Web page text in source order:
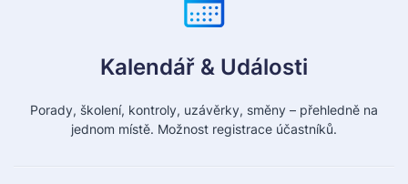
Kalendář & Události
školení, kontroly, uzávěrky, směny – přehledně na
jednom místě.Možnost registrace účastníků.